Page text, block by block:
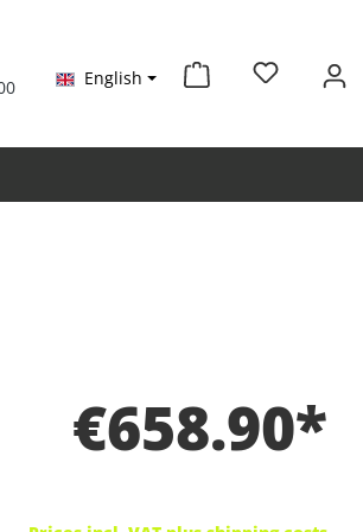
of 5 starsEnglish
€658.90*